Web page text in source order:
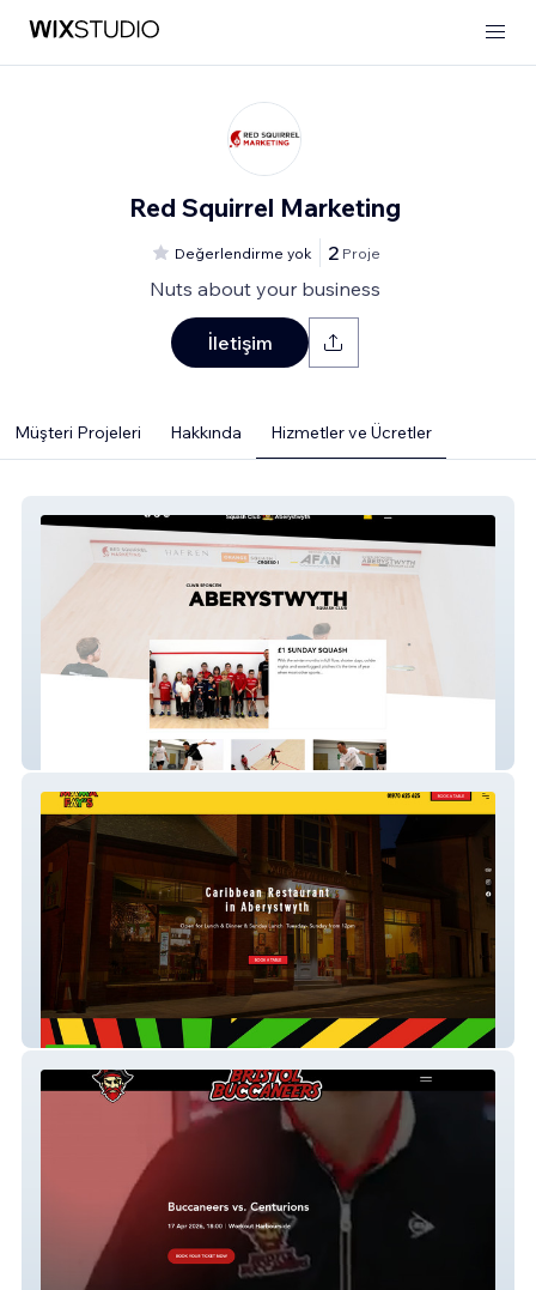
Red Squirrel Marketing
Değerlendirme yok 2 Proje
Nuts about your business
İletişim
Müşteri Projeleri Hakkında Hizmetler ve Ücretler
Aberystwyth Squash
Mamafays